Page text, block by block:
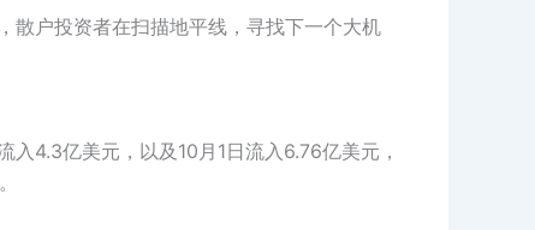
散户投资者在扫描地平线，寻找下一个大机
4.3亿美元，以及10月1日流入6.76亿美元，